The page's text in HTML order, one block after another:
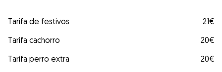
Tarifa de festivos
21€
Tarifa cachorro
20€
Tarifa perro extra
20€